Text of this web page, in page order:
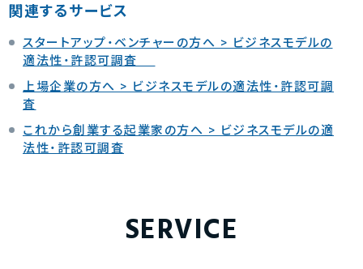
関連するサービス
スタートアップ・ベンチャーの方へ > ビジネスモデルの
適法性・許認可調査
上場企業の方へ > ビジネスモデルの適法性・許認可調
査
これから創業する起業家の方へ > ビジネスモデルの適
法性・許認可調査
SERVICE